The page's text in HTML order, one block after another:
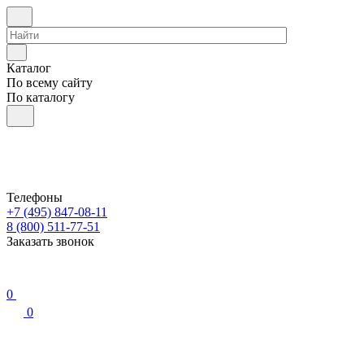
Каталог
По всему сайту
По каталогу
Телефоны
+7 (495) 847-08-11
8 (800) 511-77-51
Заказать звонок
0
0